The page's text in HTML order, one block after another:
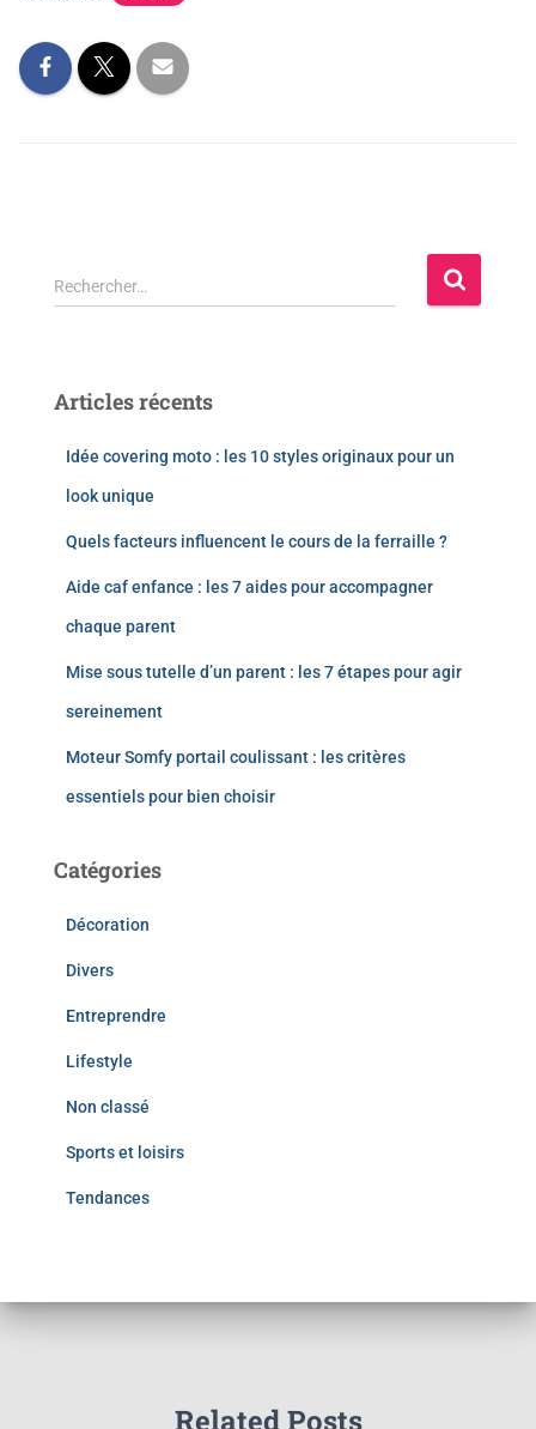
Rechercher…
Articles récents
Idée covering moto : les 10 styles originaux pour un
look unique
Quels facteurs influencent le cours de la ferraille ?
Aide caf enfance : les 7 aides pour accompagner
chaque parent
Mise sous tutelle d’un parent : les 7 étapes pour agir
sereinement
Moteur Somfy portail coulissant : les critères
essentiels pour bien choisir
Catégories
Décoration
Divers
Entreprendre
Lifestyle
Non classé
Sports et loisirs
Tendances
Related Posts